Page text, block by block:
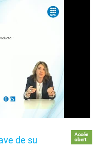
de su
Accés
obert